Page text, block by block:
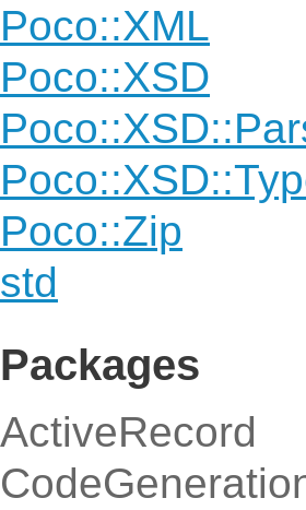
Poco::XML
Poco::XSD
Poco::Zip
std
Packages
ActiveRecord